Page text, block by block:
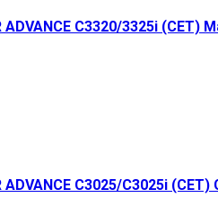
C3320/3325i (CET)
C3025/C3025i (CET)